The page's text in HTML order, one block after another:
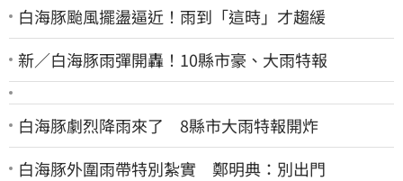
白海豚颱風擺盪逼近！雨到「這時」才趨緩
新／白海豚雨彈開轟！10縣市豪、大雨特報
白海豚劇烈降雨來了 8縣市大雨特報開炸
白海豚外圍雨帶特別紮實 鄭明典：別出門